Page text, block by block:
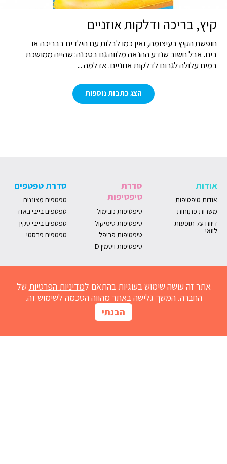
אתר זה עושה שימוש בעוגיות בהתאם למדיניות הפרטיות של
החברה. המשך גלישה באתר מהווה הסכמה לשימוש זה.
הבנתי
קיץ, בריכה ודלקות אוזניים
חופשת הקיץ בעיצומה, ואין כמו לבלות עם הילדים בבריכה או
בים. אבל חשוב שנדע ההנאה מלווה גם בסכנה: שהייה ממושכת
במים עלולה לגרום לדלקות אוזניים. אז למה ...
הצג כתבות נוספות
אודות
אודות טיפטיפות
משרות פתוחות
דיווח על תופעות
לוואי
סדרת
טיפטיפות
טיפטיפות נובימול
טיפטיפות סימיקול
טיפטיפות פריפל
טיפטיפות ויטמין D
סדרת טפטפים
טפטפים מצוננים
טפטפים בייבי באזז
טפטפים בייבי סקין
טפטפים פרסטי